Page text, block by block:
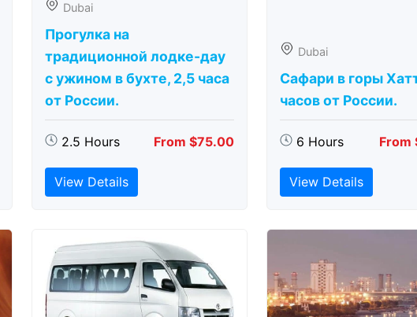
Dubai
Прогулка на
традиционной лодке-дау
с ужином в бухте, 2,5 часа
от России.
2.5 Hours From $75.00
View Details
Dubai
Сафари в горы
часов от России.
6 Hours From
View Details